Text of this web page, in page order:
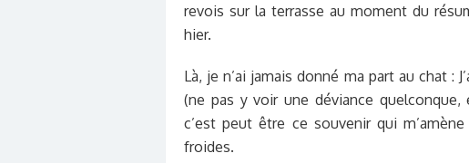
revois sur la terrasse au moment du
hier.
Là, je n’ai jamais donné ma part au chat :
(ne pas y voir une déviance
c’est peut être ce souvenir qui
froides.